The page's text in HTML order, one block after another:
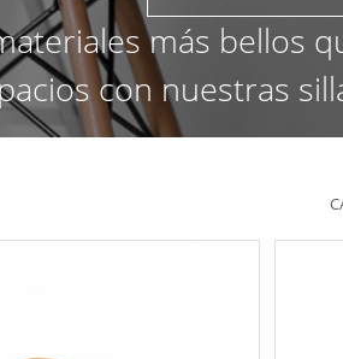
más bellos
con nuestras